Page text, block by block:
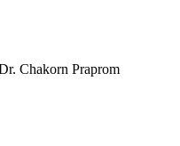
Chakorn Praprom